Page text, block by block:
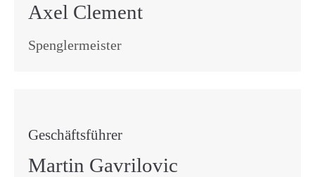
Axel Clement
Spenglermeister
Geschäftsführer
Martin Gavrilovic